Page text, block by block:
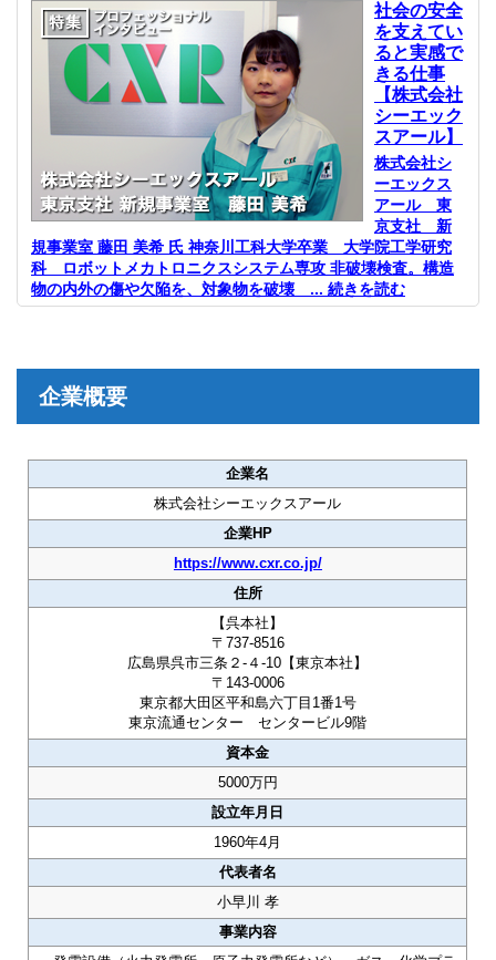
社会の安全
を支えてい
ると実感で
きる仕事
【株式会社
シーエック
スアール】
株式会社シ
ーエックス
アール 東
京支社 新
規事業室 藤田 美希 氏 神奈川工科大学卒業 大学院工学研究
科 ロボットメカトロニクスシステム専攻 非破壊検査。構造
物の内外の傷や欠陥を、対象物を破壊 ... 続きを読む
企業概要
企業名
株式会社シーエックスアール
企業HP
https://www.cxr.co.jp/
住所
【呉本社】
〒737-8516
広島県呉市三条２-４-10【東京本社】
〒143-0006
東京都大田区平和島六丁目1番1号
東京流通センター センタービル9階
資本金
5000万円
設立年月日
1960年4月
代表者名
小早川 孝
事業内容